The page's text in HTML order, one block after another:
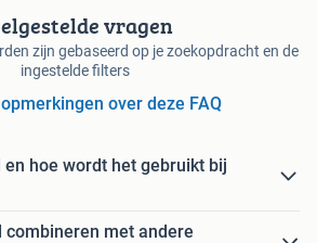
vragen
zijn gebaseerd op je zoekopdracht en de
ingestelde filters
over deze FAQ
hoe wordt het gebruikt bij
combineren met andere